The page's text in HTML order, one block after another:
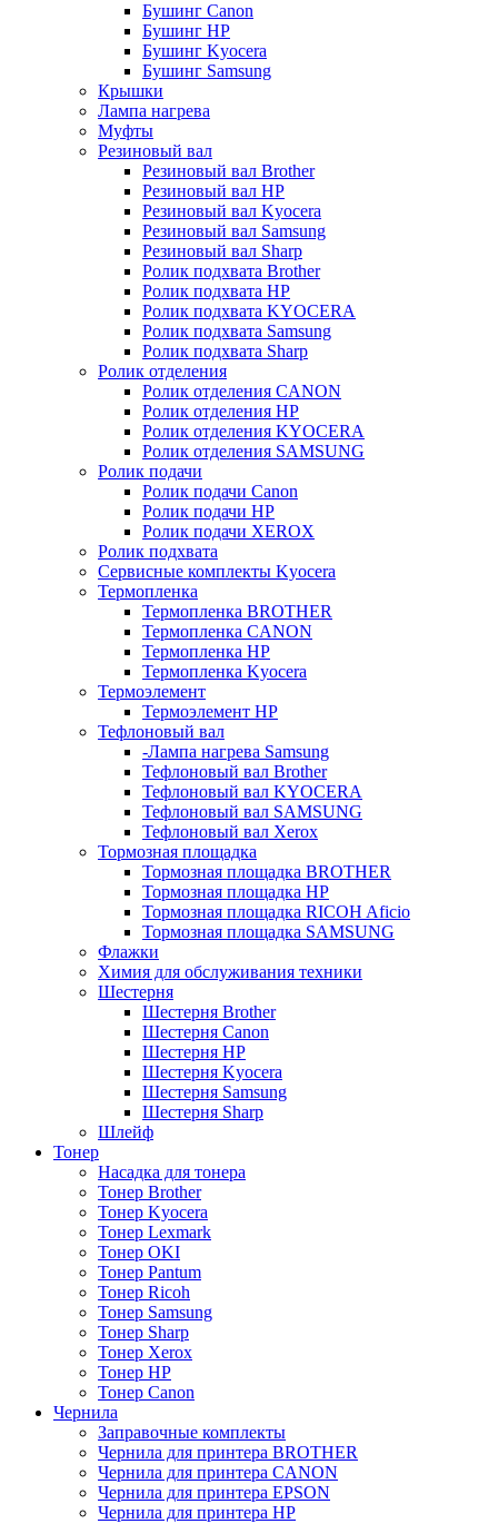
Бушинг Canon
Бушинг HP
Бушинг Kyocera
Бушинг Samsung
Крышки
Лампа нагрева
Муфты
Резиновый вал
Резиновый вал Brother
Резиновый вал HP
Резиновый вал Kyocera
Резиновый вал Samsung
Резиновый вал Sharp
Ролик подхвата Brother
Ролик подхвата HP
Ролик подхвата KYOCERA
Ролик подхвата Samsung
Ролик подхвата Sharp
Ролик отделения
Ролик отделения CANON
Ролик отделения HP
Ролик отделения KYOCERA
Ролик отделения SAMSUNG
Ролик подачи
Ролик подачи Canon
Ролик подачи HP
Ролик подачи XEROX
Ролик подхвата
Сервисные комплекты Kyocera
Термопленка
Термопленка BROTHER
Термопленка CANON
Термопленка HP
Термопленка Kyocera
Термоэлемент
Термоэлемент НР
Тефлоновый вал
-Лампа нагрева Samsung
Тефлоновый вал Brother
Тефлоновый вал KYOCERA
Тефлоновый вал SAMSUNG
Тефлоновый вал Xerox
Тормозная площадка
Тормозная площадка BROTHER
Тормозная площадка HP
Тормозная площадка RICOH Aficio
Тормозная площадка SAMSUNG
Флажки
Химия для обслуживания техники
Шестерня
Шестерня Brother
Шестерня Canon
Шестерня HP
Шестерня Kyocera
Шестерня Samsung
Шестерня Sharp
Шлейф
Тонер
Насадка для тонера
Тонер Brother
Тонер Kyocera
Тонер Lexmark
Тонер OKI
Тонер Pantum
Тонер Ricoh
Тонер Samsung
Тонер Sharp
Тонер Xerox
Тонер НР
Тонер Саnon
Чернила
Заправочные комплекты
Чернила для принтера BROTHER
Чернила для принтера CANON
Чернила для принтера EPSON
Чернила для принтера HP